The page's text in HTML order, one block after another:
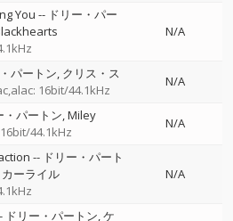
You -- ドリー・パー
N/A
パートン クリス・ス
16bit/44.1kHz
N/A
・パートン Miley
44.1kHz
N/A
-- ドリー・パート
ーライル
N/A
ドリー・パートン ケ